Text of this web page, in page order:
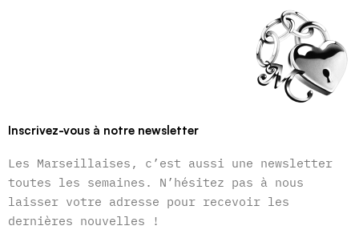
Inscrivez-vous à notre newsletter
Les Marseillaises, c’est aussi une newsletter
toutes les semaines. N’hésitez pas à nous
laisser votre adresse pour recevoir les
dernières nouvelles !